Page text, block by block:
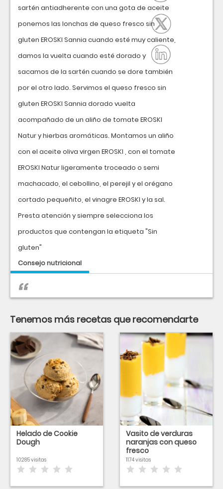
sartén antiadherente con una gota de aceite
ponemos las lonchas de queso fresco sin
gluten EROSKI Sannia cuando esté muy caliente,
damos la vuelta cuando esté dorado y
sacamos de la sartén cuando se dore también
por el otro lado. Servimos el queso fresco sin
gluten EROSKI Sannia dorado vuelta
acompañado de un aliño de tomate EROSKI
Natur y hierbas aromáticas. Montamos un aliño
con el aceite oliva virgen EROSKI , con el tomate
EROSKI Natur ligeramente troceado o semi
machacado, el cebollino, el perejil y el orégano
cortado pequeñito, el vinagre EROSKI y la sal.
Presta atención y siempre selecciona los
productos que contengan la etiqueta "Sin
gluten"
Consejo nutricional
Tenemos más recetas que recomendarte
Helado de Cookie
Dough
10285 visitas
Vasito de verduras
naranjas con queso
fresco
1174 visitas